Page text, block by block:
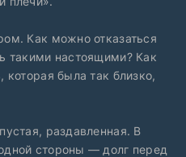
Как можно отказаться
такими настоящими? Как
которая была так близко,
раздавленная. В
стороны — долг перед